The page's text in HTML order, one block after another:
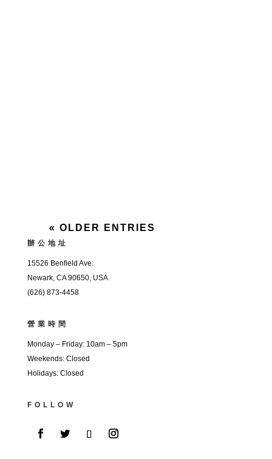
« OLDER ENTRIES
辦公地址
15526 Benfield Ave.
Newark, CA 90650, USA
(626) 873-4458
營業時間
Monday – Friday: 10am – 5pm
Weekends: Closed
Holidays: Closed
FOLLOW